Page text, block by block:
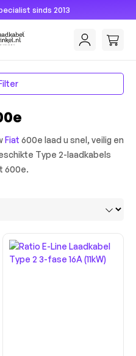
sinds 2013
Fiat 600e laad u snel, veilig en
Type 2-laadkabels
600e.